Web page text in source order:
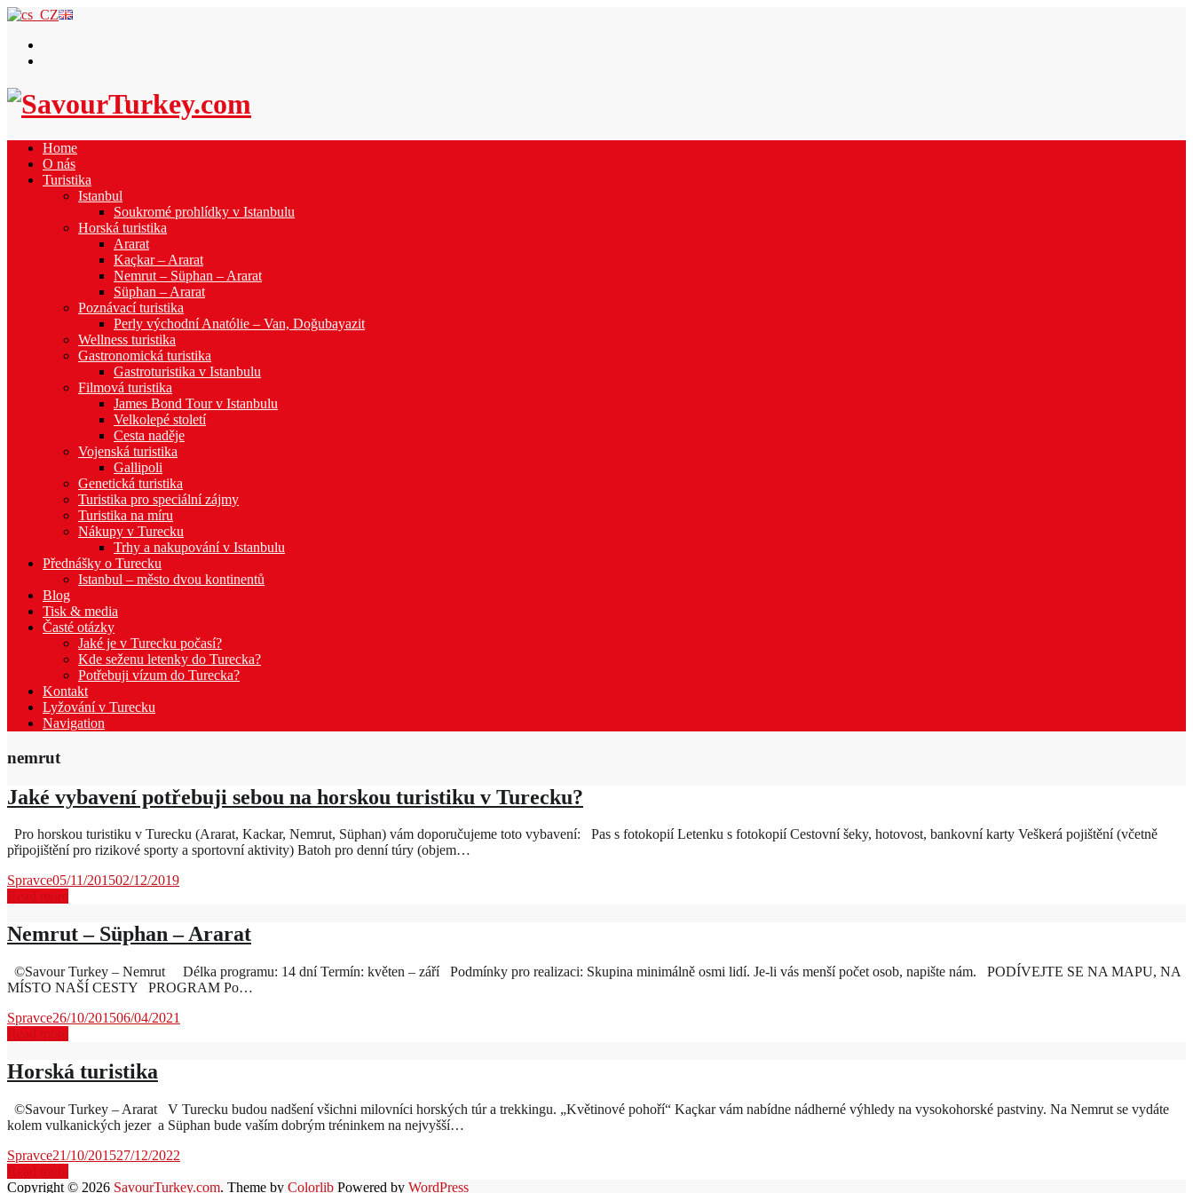
Home
O nás
Turistika
Istanbul
Soukromé prohlídky v Istanbulu
Horská turistika
Ararat
Kaçkar – Ararat
Nemrut – Süphan – Ararat
Süphan – Ararat
Poznávací turistika
Perly východní Anatólie – Van, Doğubayazit
Wellness turistika
Gastronomická turistika
Gastroturistika v Istanbulu
Filmová turistika
James Bond Tour v Istanbulu
Velkolepé století
Cesta naděje
Vojenská turistika
Gallipoli
Genetická turistika
Turistika pro speciální zájmy
Turistika na míru
Nákupy v Turecku
Trhy a nakupování v Istanbulu
Přednášky o Turecku
Istanbul – město dvou kontinentů
Blog
Tisk & media
Časté otázky
Jaké je v Turecku počasí?
Kde seženu letenky do Turecka?
Potřebuji vízum do Turecka?
Kontakt
Lyžování v Turecku
Navigation
nemrut
Jaké vybavení potřebuji sebou na horskou turistiku v Turecku?
Pro horskou turistiku v Turecku (Ararat, Kackar, Nemrut, Süphan) vám doporučujeme toto vybavení: Pas s fotokopií Letenku s fotokopií Cestovní šeky, hotovost, bankovní karty Veškerá pojištění (včetně
připojištění pro rizikové sporty a sportovní aktivity) Batoh pro denní túry (objem…
Spravce05/11/201502/12/2019
Read more
Nemrut – Süphan – Ararat
©Savour Turkey – Nemrut Délka programu: 14 dní Termín: květen – září Podmínky pro realizaci: Skupina minimálně osmi lidí. Je-li vás menší počet osob, napište nám. PODÍVEJTE SE NA MAPU, NA
MÍSTO NAŠÍ CESTY PROGRAM Po…
Spravce26/10/201506/04/2021
Read more
Horská turistika
©Savour Turkey – Ararat V Turecku budou nadšení všichni milovníci horských túr a trekkingu. „Květinové pohoří“ Kaçkar vám nabídne nádherné výhledy na vysokohorské pastviny. Na Nemrut se vydáte
kolem vulkanických jezer a Süphan bude vaším dobrým tréninkem na nejvyšší…
Spravce21/10/201527/12/2022
Read more
Copyright © 2026 SavourTurkey.com. Theme by Colorlib Powered by WordPress